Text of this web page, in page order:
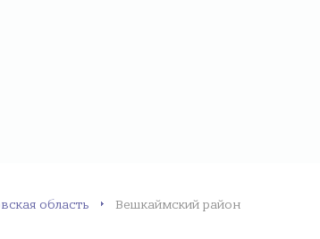
область Вешкаймский район